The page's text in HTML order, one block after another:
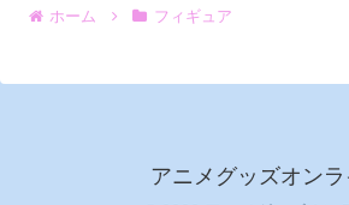
ホーム フィギュア
アニメグッズオン